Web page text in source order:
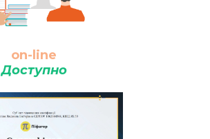
on-line
Доступно